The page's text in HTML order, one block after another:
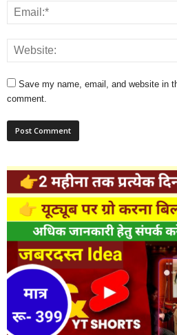
Save my name, email, and website in
comment.